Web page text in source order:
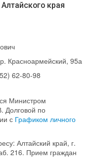
края
Красноармейский, 95а
62-80-98
Министром
Долговой по
с Графиком личного
Алтайский край, г.
216. Прием граждан